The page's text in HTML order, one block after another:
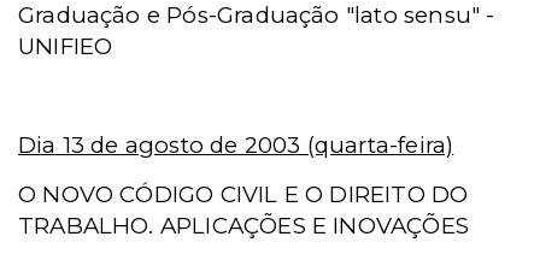
Graduação e Pós-Graduação "lato sensu" -
UNIFIEO
Dia 13 de agosto de 2003 (quarta-feira)
O NOVO CÓDIGO CIVIL E O DIREITO DO
TRABALHO. APLICAÇÕES E INOVAÇÕES